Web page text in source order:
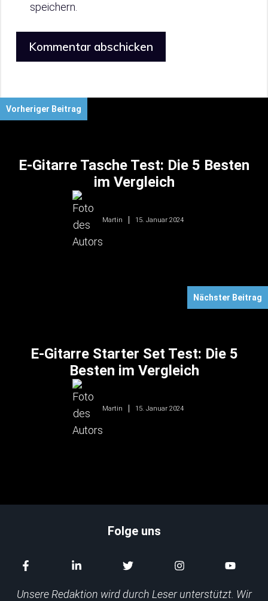
speichern.
Vorheriger Beitrag
E-Gitarre Tasche Test: Die 5 Besten
im Vergleich
Martin 15. Januar 2024
Nächster Beitrag
E-Gitarre Starter Set Test: Die 5
Besten im Vergleich
Martin 15. Januar 2024
Folge uns
Unsere Redaktion wird durch Leser unterstützt. Wir